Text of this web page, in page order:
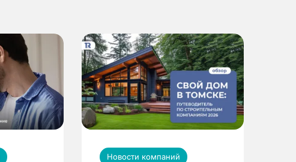
Новости компаний